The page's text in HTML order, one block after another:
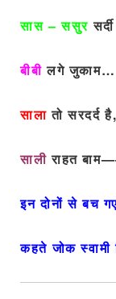
सास – ससुर
बीबी लगे
साला तो सरदर्द है,
सालीराहत
इन दोनों से बच
कहते जोक